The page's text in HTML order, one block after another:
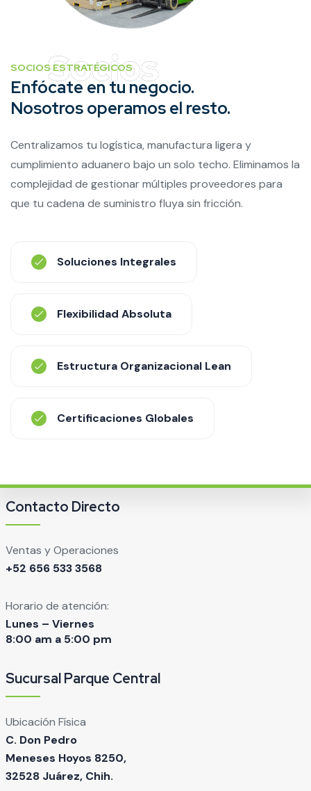
SOCIOS ESTRATÉGICOS
Enfócate en tu negocio.
Nosotros operamos el resto.
Centralizamos tu logística, manufactura ligera y
cumplimiento aduanero bajo un solo techo. Eliminamos la
complejidad de gestionar múltiples proveedores para
que tu cadena de suministro fluya sin fricción.
Soluciones Integrales
Flexibilidad Absoluta
Estructura Organizacional Lean
Certificaciones Globales
Contacto Directo
Ventas y Operaciones
+52 656 533 3568
Horario de atención:
Lunes – Viernes
8:00 am a 5:00 pm
Sucursal Parque Central
Ubicación Física
C. Don Pedro
Meneses Hoyos 8250,
32528 Juárez, Chih.